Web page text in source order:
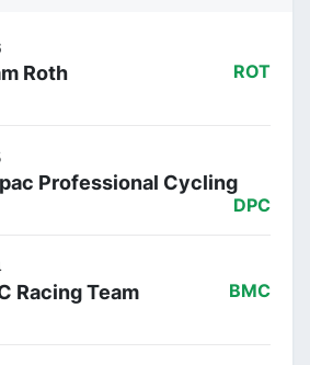
Roth ROT
Professional Cycling
DPC
Racing Team BMC